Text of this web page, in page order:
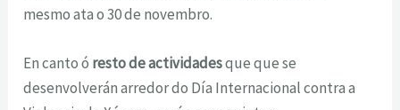
mesmo ata o 30 de novembro.
En canto ó resto de actividadesque que se
desenvolverán arredor do Día Internacional contra a